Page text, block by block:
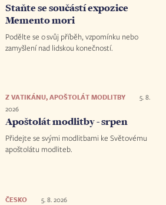
Staňte se součástí expozice
Memento mori
Podělte se o svůj příběh, vzpomínku nebo
zamyšlení nad lidskou konečností.
Z VATIKÁNU, APOŠTOLÁT MODLITBY
5. 8.
2026
Apoštolát modlitby - srpen
Přidejte se svými modlitbami ke Světovému
apoštolátu modliteb.
ČESKO 5. 8. 2026